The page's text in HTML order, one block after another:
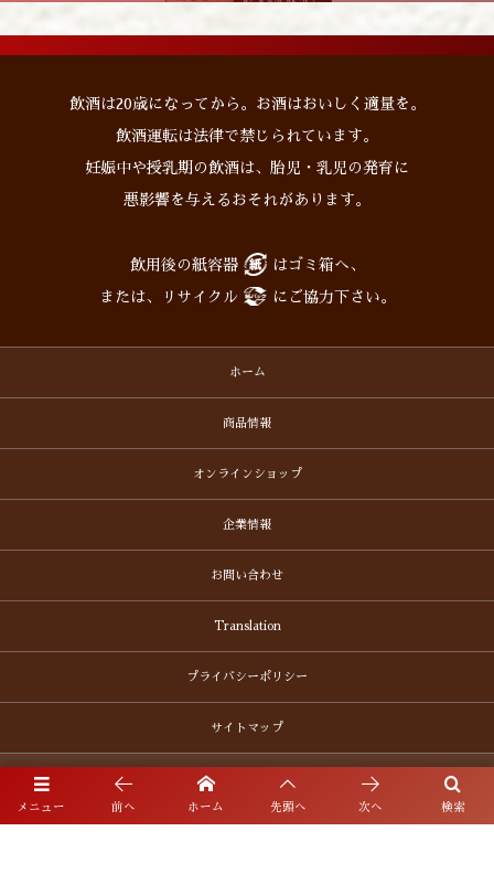
メニュー 検索
前へ ホーム 先頭へ 次へ
飲酒は20歳になってから。お酒はおいしく適量を。
飲酒運転は法律で禁じられています。
妊娠中や授乳期の飲酒は、胎児・乳児の発育に
悪影響を与えるおそれがあります。
飲用後の紙容器 はゴミ箱へ、
または、リサイクル にご協力下さい。
ホーム
商品情報
オンラインショップ
企業情報
お問い合わせ
Translation
プライバシーポリシー
サイトマップ